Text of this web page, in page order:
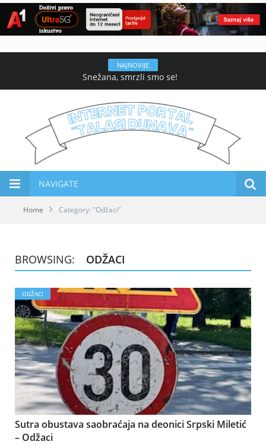
NAJNOVIJE
Snežana, smrzli smo se!
NAVIGATE
Home Category: "Odžaci"
BROWSING: ODŽACI
ODŽACI
Sutra obustava saobraćaja na deonici Srpski Miletić
– Odžaci